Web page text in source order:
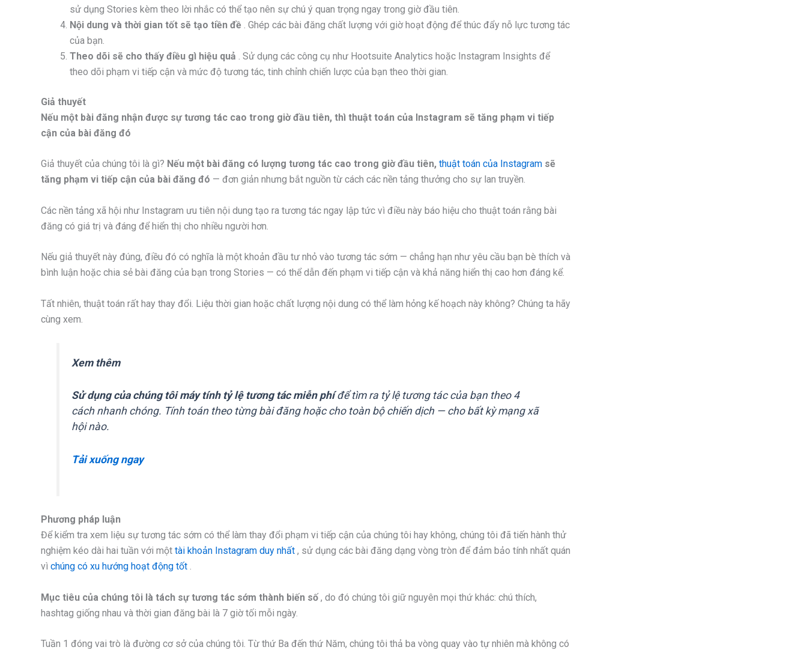
sử dụng Stories kèm theo lời nhắc có thể tạo nên sự chú ý quan trọng ngay trong giờ đầu tiên.
Nội dung và thời gian tốt sẽ tạo tiền đề . Ghép các bài đăng chất lượng với giờ hoạt động để thúc đẩy nỗ lực tương tác
của bạn.
Theo dõi sẽ cho thấy điều gì hiệu quả
. Sử dụng các công cụ như Hootsuite Analytics hoặc Instagram Insights để
theo dõi phạm vi tiếp cận và mức độ tương tác, tinh chỉnh chiến lược của bạn theo thời gian.
Giả thuyết
Nếu một bài đăng nhận được sự tương tác cao trong giờ đầu tiên, thì thuật toán của Instagram sẽ tăng phạm vi tiếp
cận của bài đăng đó
Giả thuyết của chúng tôi là gì? Nếu một bài đăng có lượng tương tác cao trong giờ đầu tiên, thuật toán của Instagram sẽ
tăng phạm vi tiếp cận của bài đăng đó — đơn giản nhưng bắt nguồn từ cách các nền tảng thưởng cho sự lan truyền.
Các nền tảng xã hội như Instagram ưu tiên nội dung tạo ra tương tác ngay lập tức vì điều này báo hiệu cho thuật toán rằng bài
đăng có giá trị và đáng để hiển thị cho nhiều người hơn.
Nếu giả thuyết này đúng, điều đó có nghĩa là một khoản đầu tư nhỏ vào tương tác sớm — chẳng hạn như yêu cầu bạn bè thích và
bình luận hoặc chia sẻ bài đăng của bạn trong Stories — có thể dẫn đến phạm vi tiếp cận và khả năng hiển thị cao hơn đáng kể.
Tất nhiên, thuật toán rất hay thay đổi. Liệu thời gian hoặc chất lượng nội dung có thể làm hỏng kế hoạch này không? Chúng ta hãy
cùng xem.
Xem thêm
Sử dụng của chúng tôi máy tính tỷ lệ tương tác miễn phíđể tìm ra tỷ lệ tương tác của bạn theo 4
cách nhanh chóng. Tính toán theo từng bài đăng hoặc cho toàn bộ chiến dịch — cho bất kỳ mạng xã
hội nào.
Tải xuống ngay
Phương pháp luận
Để kiểm tra xem liệu sự tương tác sớm có thể làm thay đổi phạm vi tiếp cận của chúng tôi hay không, chúng tôi đã tiến hành thử
nghiệm kéo dài hai tuần với một tài khoản Instagram duy nhất , sử dụng các bài đăng dạng vòng tròn để đảm bảo tính nhất quán
vì chúng có xu hướng hoạt động tốt .
Mục tiêu của chúng tôi là tách sự tương tác sớm thành biến số, do đó chúng tôi giữ nguyên mọi thứ khác: chú thích,
hashtag giống nhau và thời gian đăng bài là 7 giờ tối mỗi ngày.
Tuần 1 đóng vai trò là đường cơ sở của chúng tôi. Từ thứ Ba đến thứ Năm, chúng tôi thả ba vòng quay vào tự nhiên mà không có